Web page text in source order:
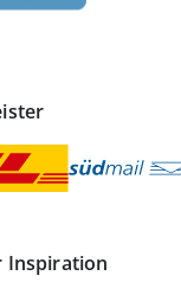
Inspiration